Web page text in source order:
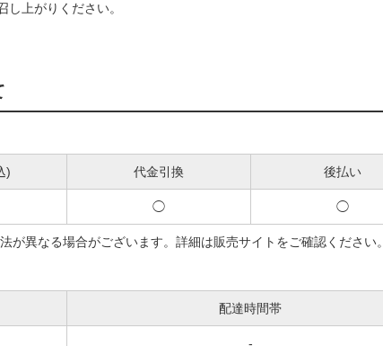
し上がりください。
) 代金引換 後払い
◯ ◯
異なる場合がございます。詳細は販売サイトをご確認ください。
配達時間帯